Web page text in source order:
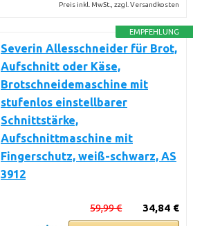
Preis inkl. MwSt., zzgl. Versandkosten
EMPFEHLUNG
Severin Allesschneider für Brot,
Aufschnitt oder Käse,
Brotschneidemaschine mit
stufenlos einstellbarer
Schnittstärke,
Aufschnittmaschine mit
Fingerschutz, weiß-schwarz, AS
3912
34,84 €
59,99 €